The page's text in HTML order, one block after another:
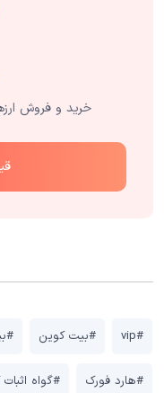
خرید و فروش
#vip #بیت کوین
#هارد فورک #گواه اثبات